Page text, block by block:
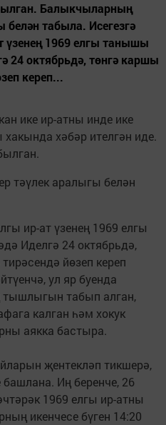
Балыкчыларның
белән табыла. Исегезгә
үзенең 1969 елгы танышы
24 октябрьдә, төнгә каршы
кереп...
ике ир-атны инде ике
хәбәр ителгән иде.
тәүлек аралыгы белән
ир-ат үзенең 1969 елгы
Иделгә 24 октябрьдә,
йөзеп кереп
ул яр буенда
тышлыгын табып алган,
калган һәм хокук
аякка бастыра.
җентекләп тикшерә,
Иң беренче, 26
1969 елгы ир-атны
икенчесе бүген 14:20